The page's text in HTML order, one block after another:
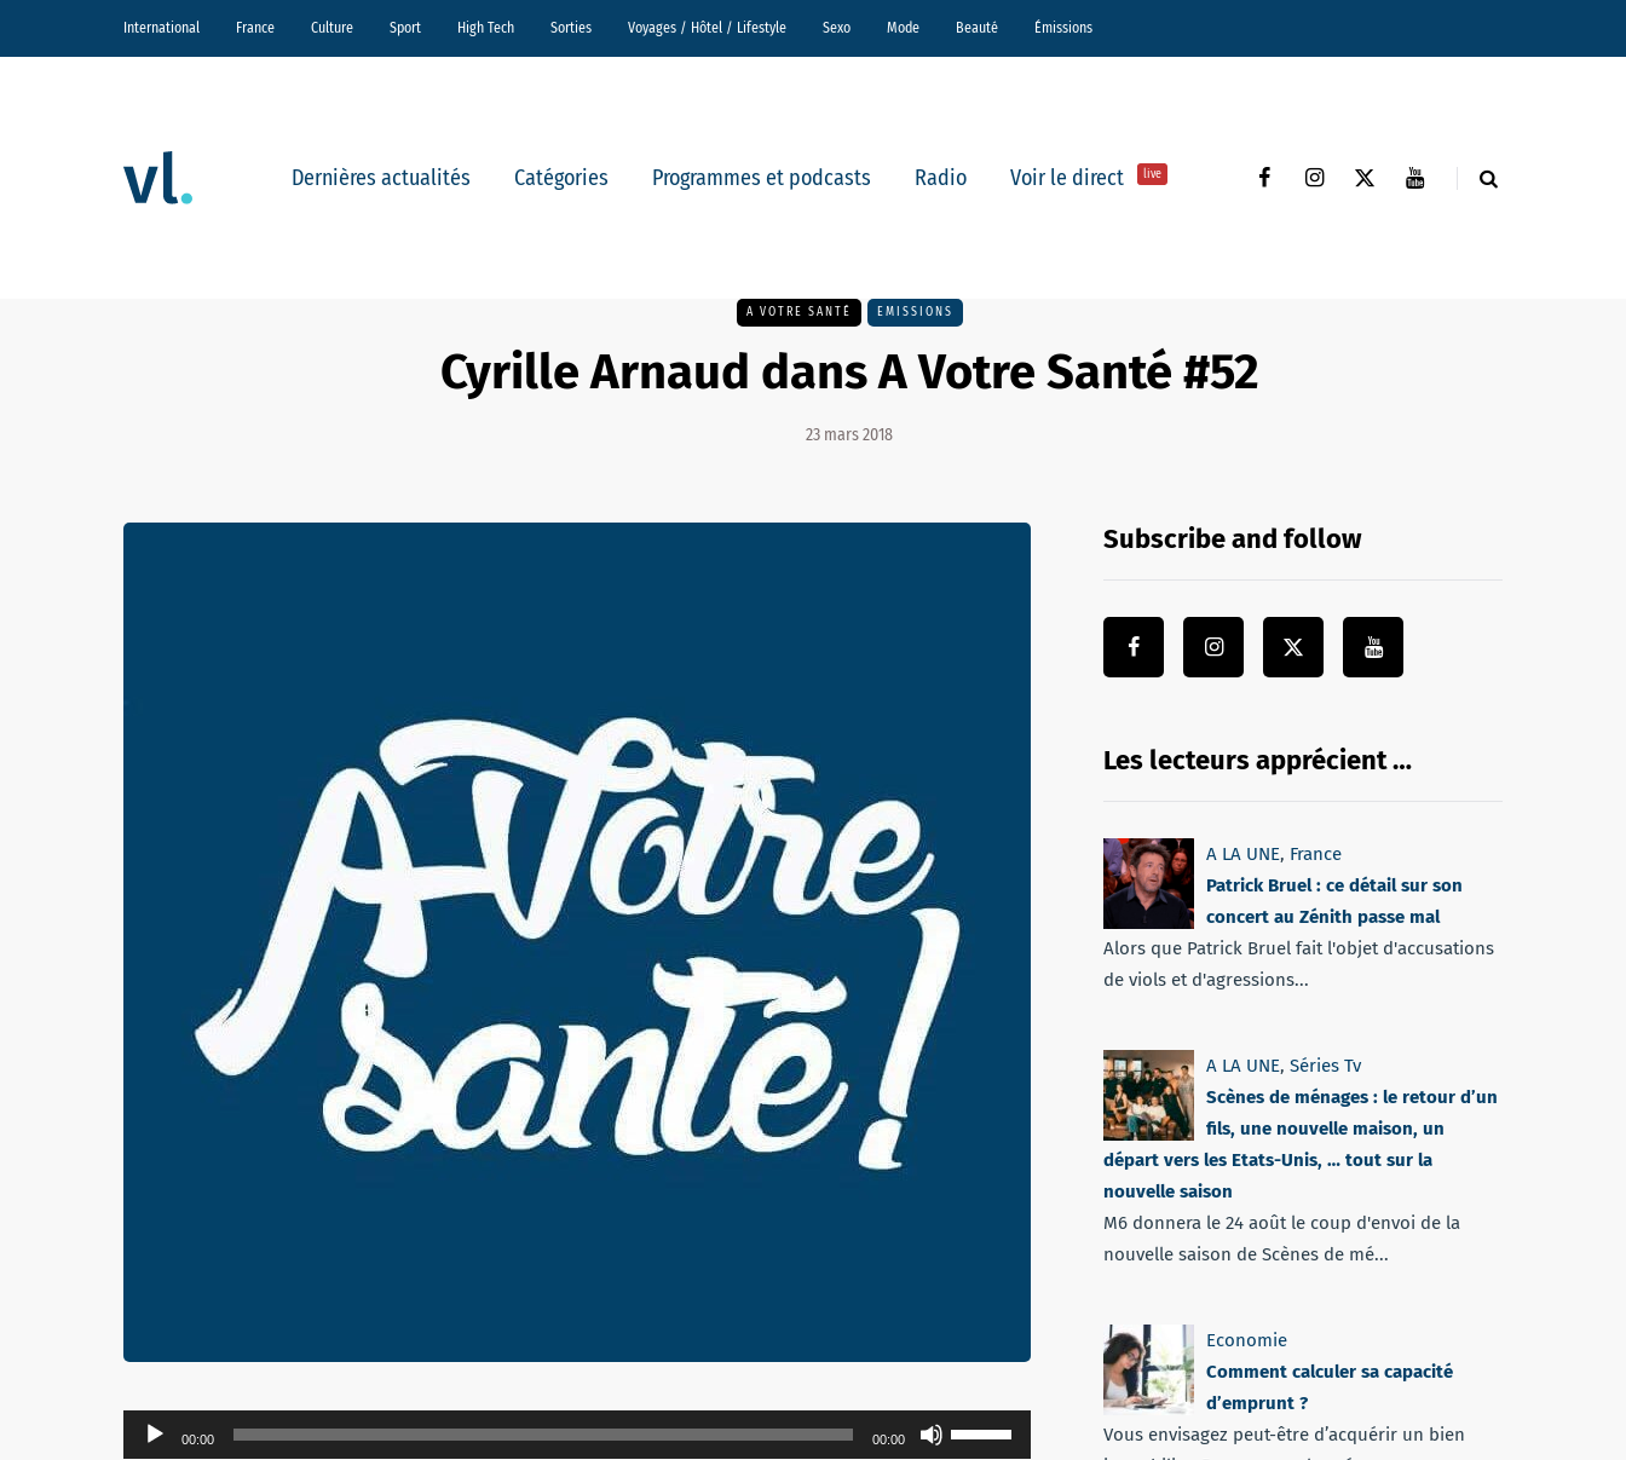
International France Culture Sport High Tech Sorties Voyages / Hôtel / Lifestyle Sexo Mode Beauté Émissions
Dernières actualités Catégories Programmes et podcasts Radio Voir le direct live
A VOTRE SANTÉ EMISSIONS
Cyrille Arnaud dans A Votre Santé #52
23 mars 2018
Lecteur
00:00 00:00
les
Subscribe and follow
Les lecteurs apprécient …
A LA UNE, France
Patrick Bruel : ce détail sur son
concert au Zénith passe mal
Alors que Patrick Bruel fait l'objet d'accusations
de viols et d'agressions...
A LA UNE, Séries Tv
Scènes de ménages : le retour d’un
fils, une nouvelle maison, un
départ vers les Etats-Unis, … tout sur la
nouvelle saison
M6 donnera le 24 août le coup d'envoi de la
nouvelle saison de Scènes de mé...
Economie
Comment calculer sa capacité
d’emprunt ?
Vous envisagez peut-être d’acquérir un bien